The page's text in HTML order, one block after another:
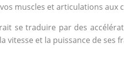
muscles et articulations
se traduire par des
vitesse et la puissance de ses